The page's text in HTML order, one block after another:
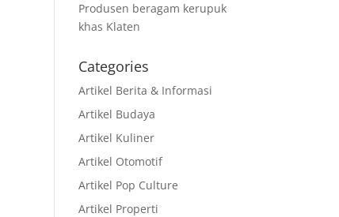
Produsen beragam kerupuk
khas Klaten
Categories
Artikel Berita & Informasi
Artikel Budaya
Artikel Kuliner
Artikel Otomotif
Artikel Pop Culture
Artikel Properti